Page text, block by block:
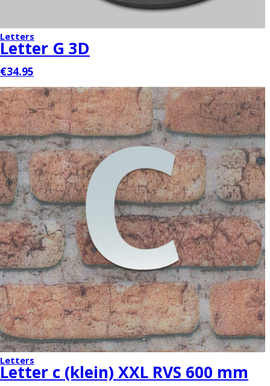
Letters
Letter G 3D
€34.95
Letters
Letter c (klein) XXL RVS 600 mm